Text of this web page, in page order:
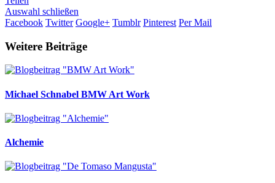
Auswahl schließen
Facebook Twitter Google+ Tumblr Pinterest Per Mail
Weitere Beiträge
Michael Schnabel BMW Art Work
Alchemie